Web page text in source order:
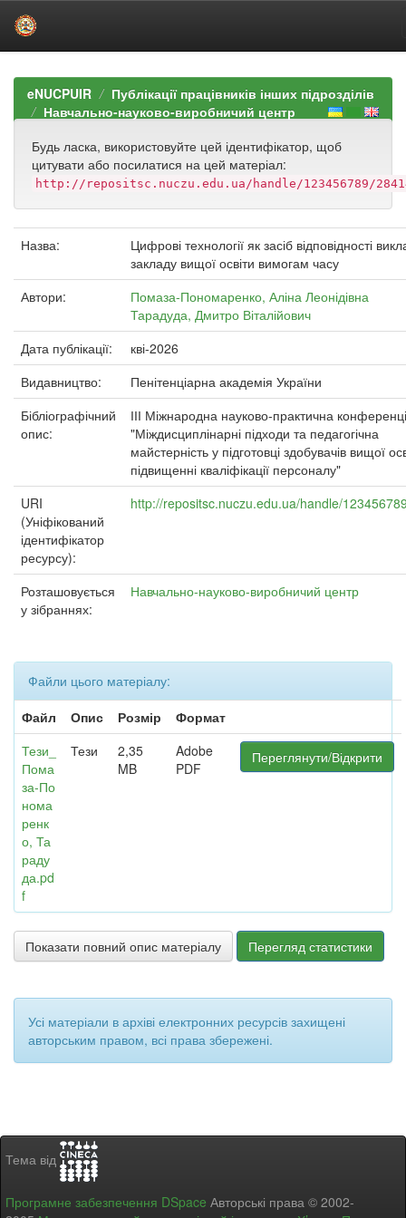
navigationeNUCPUIR
Публікації працівників інших підрозділів
Навчально-науково-виробничий центр
Будь ласка, використовуйте цей ідентифікатор, щоб
цитувати або посилатися на цей матеріал:
http://repositsc.nuczu.edu.ua/handle/123456789/
Назва:
Цифрові технології як засіб відповідності
закладу вищої освіти вимогам часу
Автори:
Помаза-Пономаренко, Аліна Леонідівна
Тарадуда, Дмитро Віталійович
Дата публікації:
кві-2026
Видавництво:
Пенітенціарна академія України
Бібліографічний
опис:
ІІІ Міжнародна науково-практична
"Міждисциплінарні підходи та педагогічна
майстерність у підготовці здобувачів вищої
підвищенні кваліфікації персоналу"
URI
(Уніфікований
ідентифікатор
ресурсу):
http://repositsc.nuczu.edu.ua/handle/
Розташовується
у зібраннях:
Навчально-науково-виробничий центр
Файли цього матеріалу:
Файл
Опис Розмір
Формат
Тези_
Пома
за-По
нома
ренк
о, Та
раду
да.pd
f
Тези
2,35
MB
Adobe
PDF
Переглянути/Відкрити
Показати повний опис матеріалу Перегляд статистики
Усі матеріали в архіві електронних ресурсів захищені
авторським правом, всі права збережені.
Тема від
Програмне забезпечення DSpace Авторські права © 2002-